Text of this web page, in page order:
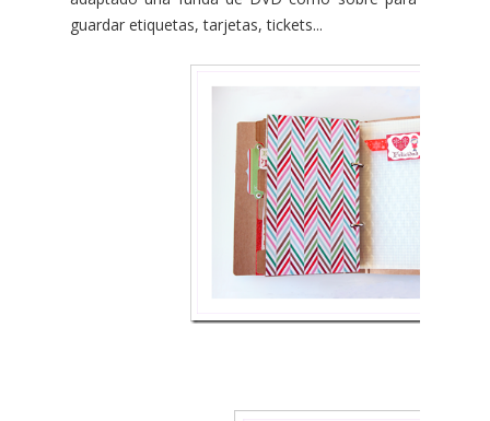
guardar etiquetas, tarjetas, tickets...